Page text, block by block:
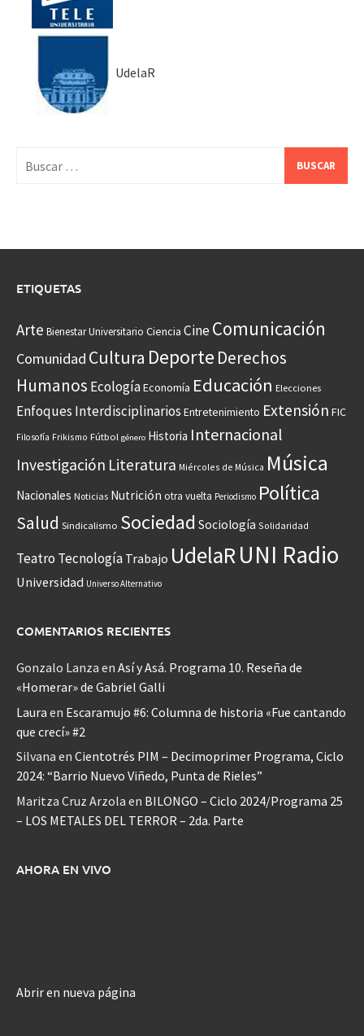
UdelaR
ETIQUETAS
Arte Bienestar Universitario Ciencia CineComunicación
Comunidad Cultura Deporte Derechos
Humanos EcologíaEconomía Educación Elecciones
Enfoques Interdisciplinarios Entretenimiento Extensión FIC
Filosofía Frikismo Fútbol género Historia Internacional
Investigación Literatura Miércoles de Música Música
Nacionales Noticias Nutrición otra vuelta Periodismo Política
Salud Sindicalismo Sociedad Sociología Solidaridad
Teatro Tecnología Trabajo UdelaRUNI Radio
Universidad Universo Alternativo
COMENTARIOS RECIENTES
Gonzalo Lanza en Así y Asá. Programa 10. Reseña de
«Homerar» de Gabriel Galli
Laura en Escaramujo #6: Columna de historia «Fue cantando
que crecí» #2
Silvana en Cientotrés PIM – Decimoprimer Programa, Ciclo
2024: “Barrio Nuevo Viñedo, Punta de Rieles”
Maritza Cruz Arzola en BILONGO – Ciclo 2024/Programa 25
– LOS METALES DEL TERROR – 2da. Parte
AHORA EN VIVO
Abrir en nueva página